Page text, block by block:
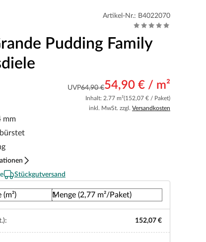
Artikel-Nr.: B4022070
Pudding Family
UVP64,90 €54,90 € / m²
Inhalt: 2.77 m²(152,07 € / Paket)
inkl. MwSt. zzgl. Versandkosten
mm
Stückgutversand
Menge (2,77 m²/Paket)
152,07 €